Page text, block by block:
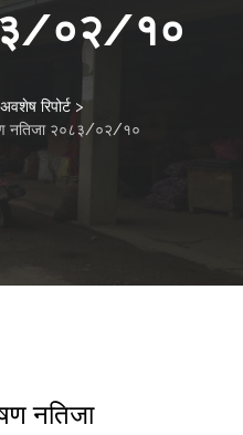
०२/१०
अवशेष रिपोर्ट>
नतिजा २०८३/०२/१०
नतिजा